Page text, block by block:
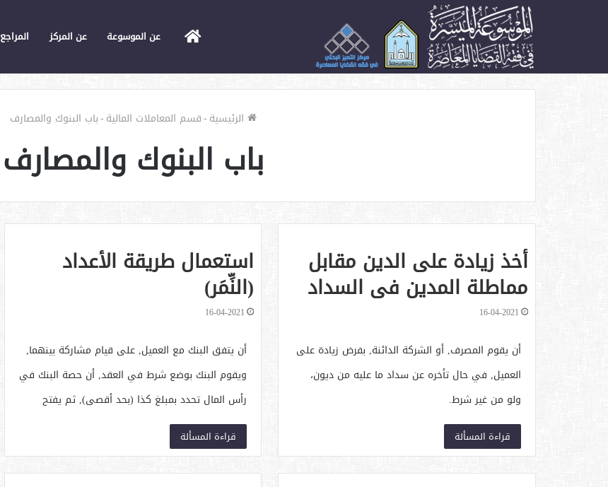
الرئيسيةعن الموسوعة عن المركز المراجع
الأكثر زيارة
الرئيسية-قسم المعاملات المالية-باب البنوك والمصارف
باب البنوك والمصارف
أخذ زيادة على الدين مقابل
مماطلة المدين في السداد
16-04-2021
أن يقوم المصرف, أو الشركة الدائنة, بفرض زيادة على
العميل, في حال تأخره عن سداد ما عليه من ديون،
ولو من غير شرط.
قراءة المسألة
استعمال طريقة الأعداد
(النِّمَر)
16-04-2021
أن يتفق البنك مع العميل, على قيام مشاركة بينهما,
ويقوم البنك بوضع شرط في العقد, أن حصة البنك في
رأس المال تحدد بمبلغ كذا (بحد أقصى), ثم يفتح
البنك للشركة حسابا لديه, يسمح لإدارة الشركة
بالسحب منه في حدود الحد…
قراءة المسألة